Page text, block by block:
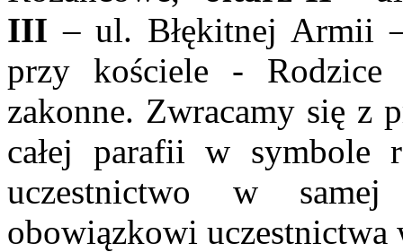
III – ul. Błękitnej Armii
przy kościele -
zakonne. Zwracamy się z
całej parafii w symbole
uczestnictwo w
obowiązkowi